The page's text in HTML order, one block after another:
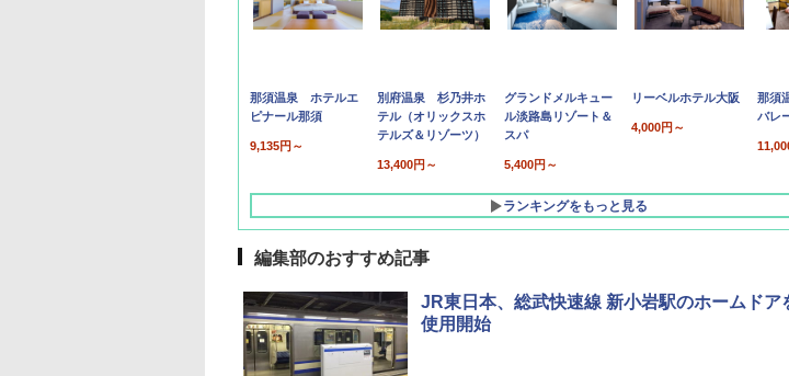
那須温泉 ホテルエ
ピナール那須
9,135円～
別府温泉 杉乃井ホ
テル（オリックスホ
テルズ＆リゾーツ）
13,400円～
グランドメルキュー
ル淡路島リゾート＆
スパ
5,400円～
リーベルホテル大阪
4,000円～
那須
バレ
ランキングをもっと見る
編集部のおすすめ記事
JR東日本、総武快速線 新小岩駅のホームドア
使用開始